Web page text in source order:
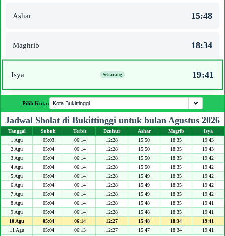
Ashar 15:48
Maghrib 18:34
Isya 19:41
Pilih Kota:
Jadwal Sholat di Bukittinggi untuk bulan Agustus 2026
Tanggal Subuh Terbit Dzuhur Ashar Magrib
Isya
1 Agu
05:03 06:14 12:28 15:50 18:35
19:43
2 Agu
05:04 06:14 12:28 15:50 18:35
19:43
3 Agu
05:04 06:14 12:28 15:50 18:35
19:42
4 Agu
05:04 06:14 12:28 15:50 18:35
19:42
5 Agu
05:04 06:14 12:28 15:49 18:35
19:42
6 Agu
05:04 06:14 12:28 15:49 18:35
19:42
7 Agu
05:04 06:14 12:28 15:49 18:35
19:42
8 Agu
05:04 06:14 12:28 15:48 18:35
19:41
9 Agu
05:04 06:14 12:28 15:48 18:35
19:41
10 Agu
05:04 06:14 12:27 15:48 18:34
19:41
11 Agu
05:04 06:13 12:27 15:47 18:34
19:41